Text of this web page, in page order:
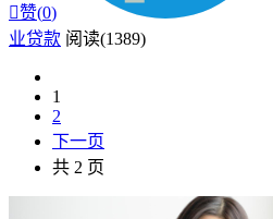
赞(0)
业贷款 阅读(1389)
1
2
下一页
共 2 页